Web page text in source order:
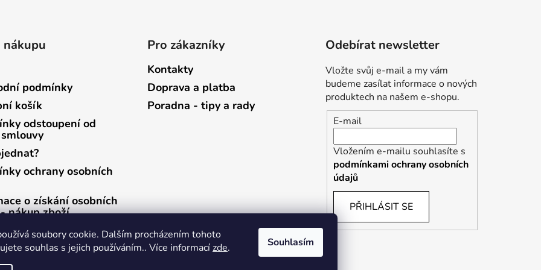
soubory cookie. Dalším procházením tohoto
souhlas s jejich používáním.. Více informacízde. Souhlasím
nákupu
podmínky
košík
odstoupení od
ochrany osobních
o získání osobních
nákup zboží
o získání osobních
zasílání newsletterů
Pro zákazníky
Kontakty
Doprava a platba
Poradna - tipy a rady
Odebírat newsletter
Vložte svůj e-mail a my vám
budeme zasílat informace o nových
produktech na našem e-shopu.
E-mail
Vložením e-mailu souhlasíte s
podmínkami ochrany osobních
údajů
PŘIHLÁSIT SE